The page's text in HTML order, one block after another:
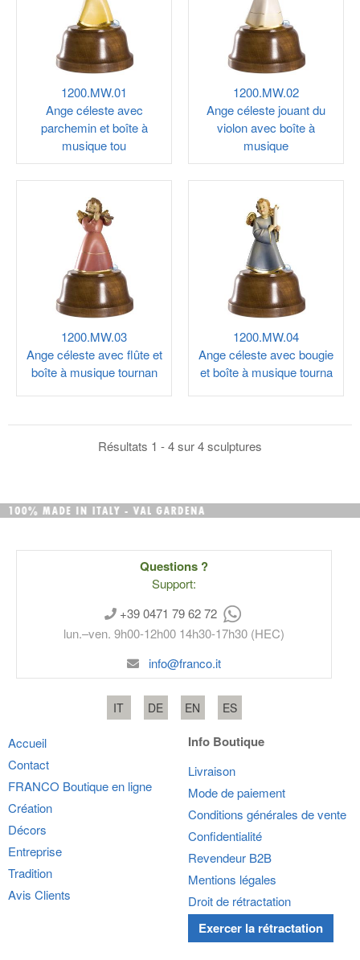
1200.MW.01
Ange céleste avec
parchemin et boîte à
musique tou
1200.MW.02
Ange céleste jouant du
violon avec boîte à
musique
1200.MW.03
Ange céleste avec flûte et
boîte à musique tournan
1200.MW.04
Ange céleste avec bougie
et boîte à musique tourna
Résultats 1 - 4 sur 4 sculptures
Questions ?
Support:
+39 0471 79 62 72
lun.–ven. 9h00-12h00 14h30-17h30 (HEC)
info@franco.it
IT DE EN ES
Accueil
Contact
FRANCO Boutique en ligne
Création
Décors
Entreprise
Tradition
Avis Clients
Info Boutique
Livraison
Mode de paiement
Conditions générales de vente
Confidentialité
Revendeur B2B
Mentions légales
Droit de rétractation
Exercer la rétractation